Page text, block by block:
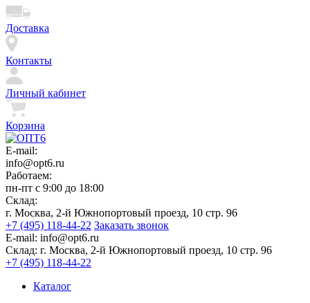
Доставка
Контакты
Личный кабинет
Корзина
E-mail:
info@opt6.ru
Работаем:
пн-пт с 9:00 до 18:00
Склад:
г. Москва, 2-й Южнопортовый проезд, 10 стр. 96
+7 (495) 118-44-22 Заказать звонок
E-mail: info@opt6.ru
Склад: г. Москва, 2-й Южнопортовый проезд, 10 стр. 96
+7 (495) 118-44-22
Каталог